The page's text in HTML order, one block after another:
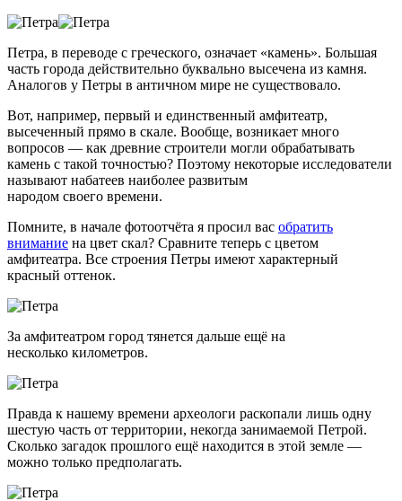
Петра, в переводе с греческого, означает «камень». Большая
часть города действительно буквально высечена из камня.
Аналогов у Петры в античном мире не существовало.
Вот, например, первый и единственный амфитеатр,
высеченный прямо в скале. Вообще, возникает много
вопросов — как древние строители могли обрабатывать
камень с такой точностью? Поэтому некоторые исследователи
называют набатеев наиболее развитым
народом своего времени.
Помните, в начале фотоотчёта я просил вас обратить
внимание на цвет скал? Сравните теперь с цветом
амфитеатра. Все строения Петры имеют характерный
красный оттенок.
За амфитеатром город тянется дальше ещё на
несколько километров.
Правда к нашему времени археологи раскопали лишь одну
шестую часть от территории, некогда занимаемой Петрой.
Сколько загадок прошлого ещё находится в этой земле —
можно только предполагать.